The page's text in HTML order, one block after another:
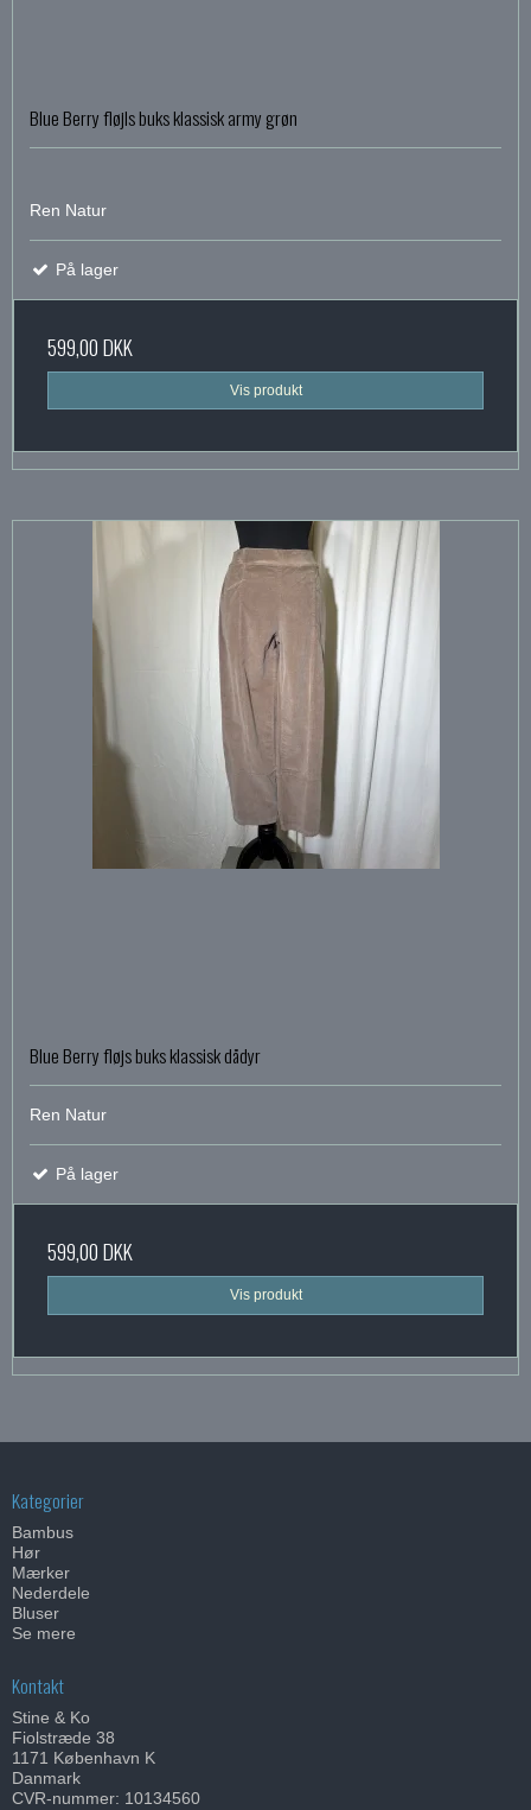
Blue Berry fløjls buks klassisk army grøn
Ren Natur
På lager
599,00 DKK
Vis produkt
Blue Berry fløjs buks klassisk dådyr
Ren Natur
På lager
599,00 DKK
Vis produkt
Kategorier
Bambus
Hør
Mærker
Nederdele
Bluser
Se mere
Kontakt
Stine & Ko
Fiolstræde 38
1171 København K
Danmark
CVR-nummer: 10134560